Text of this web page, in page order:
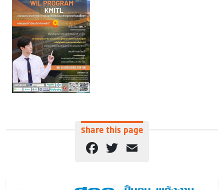
Share this page
Facebook
Twitter